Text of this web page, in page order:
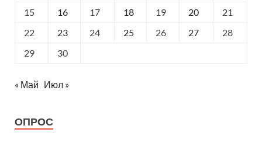
15
16 17 18 19 20
21
22
23 24 25 26 27
28
29
30
« Май Июл »
ОПРОС